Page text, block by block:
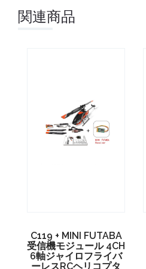
関連商品
C119 + MINI FUTABA
受信機モジュール 4CH
6軸ジャイロフライバ
ーレスRCヘリコプタ